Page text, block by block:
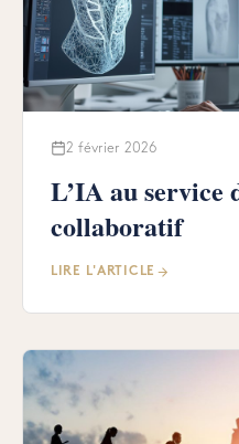
2 février 2026
L’IA au service
collaboratif
LIRE L'ARTICLE